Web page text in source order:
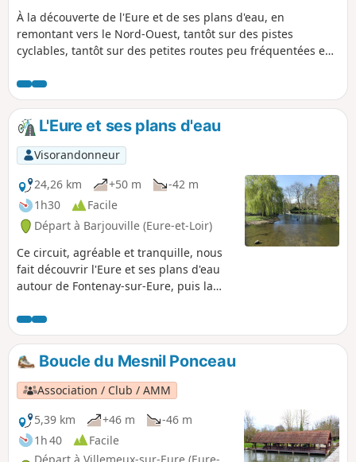
À la découverte de l'Eure et de ses plans d'eau, en
remontant vers le Nord-Ouest, tantôt sur des pistes
cyclables, tantôt sur des petites routes peu fréquentées en
Blanville, petits villages, lavoirs, mémorial Jean Moulin
jalonnent cet itinéraire.
L'Eure et ses plans d'eau
Visorandonneur
24,26 km
+50 m
-42 m
1h30
Facile
Départ à Barjouville (Eure-et-Loir)
Ce circuit, agréable et tranquille, nous
fait découvrir l'Eure et ses plans d'eau
autour de Fontenay-sur-Eure, puis la
la Cathédrale de Chartes dans le
lointain.
Boucle du Mesnil Ponceau
Association / Club / AMM
5,39 km
+46 m
-46 m
1h 40
Facile